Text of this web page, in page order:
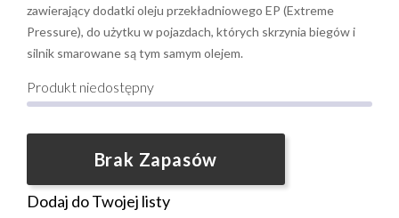
zawierający dodatki oleju przekładniowego EP (Extreme
Pressure), do użytku w pojazdach, których skrzynia biegów i
silnik smarowane są tym samym olejem.
Produkt niedostępny
Brak Zapasów
Dodaj do Twojej listy